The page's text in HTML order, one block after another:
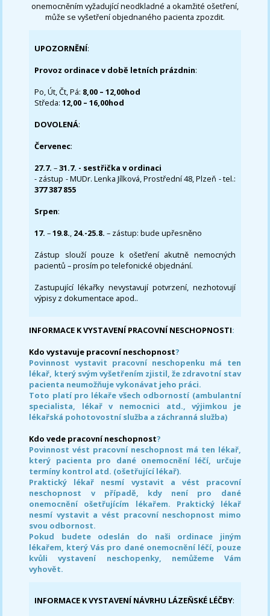
onemocněním vyžadující neodkladné a okamžité ošetření,
může se vyšetření objednaného pacienta zpozdit.
UPOZORNĚNÍ:
Provoz ordinace v době letních prázdnin:
Po, Út, Čt, Pá: 8,00 – 12,00hod
Středa:12,00 – 16,00hod
DOVOLENÁ:
Červenec:
27.7.–31.7. - sestřička v ordinaci
- zástup - MUDr. Lenka Jílková, Prostřední 48, Plzeň - tel.:
377 387 855
Srpen:
17. –19.8., 24.-25.8. – zástup: bude upřesněno
Zástup slouží pouze k ošetření akutně nemocných
pacientů – prosím po telefonické objednání.
Zastupující lékařky nevystavují potvrzení, nezhotovují
výpisy z dokumentace apod..
INFORMACE K VYSTAVENÍ PRACOVNÍ NESCHOPNOSTI:
Kdo vystavuje pracovní neschopnost?
Povinnost vystavit pracovní neschopenku má ten
lékař, který svým vyšetřením zjistil, že zdravotní stav
pacienta neumožňuje vykonávat jeho práci.
Toto platí pro lékaře všech odborností (ambulantní
specialista, lékař v nemocnici atd., výjimkou je
lékařská pohotovostní služba a záchranná služba)
Kdo vede pracovní neschopnost?
Povinnost vést pracovní neschopnost má ten lékař,
který pacienta pro dané onemocnění léčí, určuje
termíny kontrol atd. (ošetřující lékař).
Praktický lékař nesmí vystavit a vést pracovní
neschopnost v případě, kdy není pro dané
onemocnění ošetřujícím lékařem. Praktický lékař
nesmí vystavit a vést pracovní neschopnost mimo
svou odbornost.
Pokud budete odeslán do naši ordinace jiným
lékařem, který Vás pro dané onemocnění léčí, pouze
kvůli vystavení neschopenky, nemůžeme Vám
vyhovět.
INFORMACE K VYSTAVENÍ NÁVRHU LÁZEŇSKÉ LÉČBY: